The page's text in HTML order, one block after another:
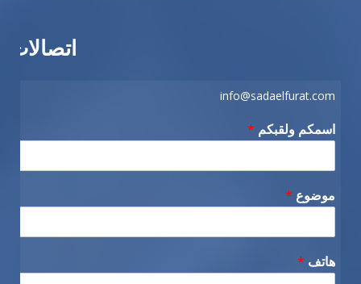
اتصالات
info@sadaelfurat.com
اسمكم ولقبكم *
موضوع *
هاتف *